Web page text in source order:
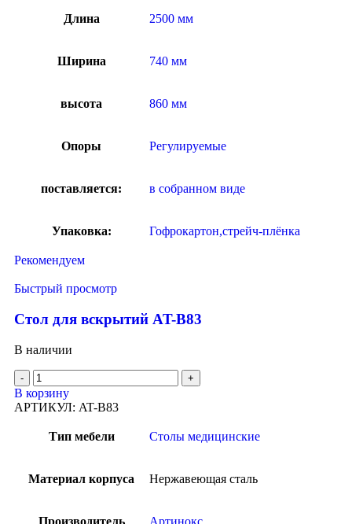
Длина 2500 мм
Ширина 740 мм
высота 860 мм
Опоры Регулируемые
поставляется: в собранном виде
Упаковка: Гофрокартон,стрейч-плёнка
Рекомендуем
Быстрый просмотр
Стол для вскрытий AT-B83
В наличии
В корзину
АРТИКУЛ: AT-B83
Тип мебели Столы медицинские
Материал корпуса Нержавеющая сталь
Производитель Артинокс